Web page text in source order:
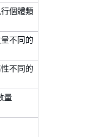
個體類
不同的
不同的
量